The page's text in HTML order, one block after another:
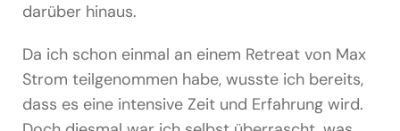
darüber hinaus.
Da ich schon einmal an einem Retreat von Max
Strom teilgenommen habe, wusste ich bereits,
dass es eine intensive Zeit und Erfahrung wird.